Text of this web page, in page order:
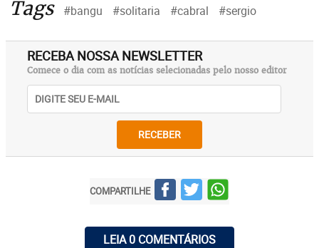
Tags #bangu #solitaria #cabral #sergio
RECEBA NOSSA NEWSLETTER
Comece o dia com as notícias selecionadas pelo nosso editor
RECEBER
COMPARTILHE
LEIA 0 COMENTÁRIOS